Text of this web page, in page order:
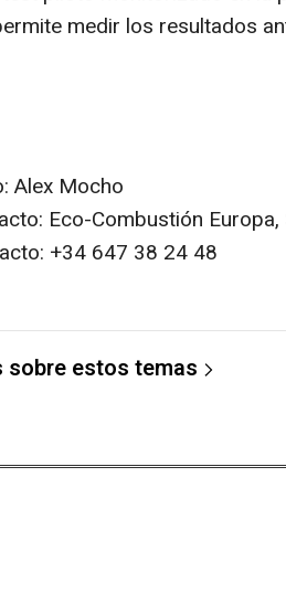
medir los resultados
Alex Mocho
Eco-Combustión Europa,
+34 647 38 24 48
estos temas